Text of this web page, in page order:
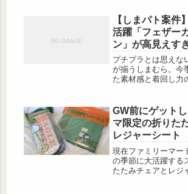
まで、夏のおしゃれ
外線対策ができる […]
【しまパト案件
活躍「フェザー
ン」が高見えす
プチプラとは思えな
が揃うしまむら。今
た素材感と着回し力
コーデが今っぽくま
ーにも役立つのが嬉
回は、着こなし例と
をチェックしていき
にも役立つ「フェザ
カーディガン」 この投稿をInstagram
で見る ...
GW前にゲット
マ限定の折りた
レジャーシート
現在ファミリーマー
の季節に大活躍する
たたみチェアとレジ